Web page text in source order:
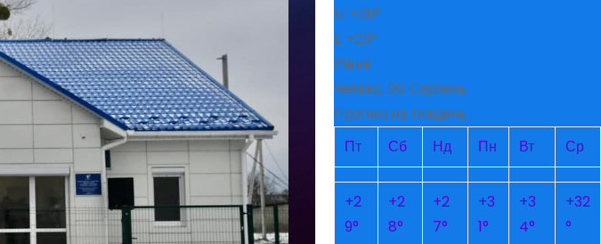
H: +39°
L: +23°
Рівне
Четвер, 06 Серпень
Прогноз на тиждень
Пт
Сб Нд Пн Вт Ср
+2
9°
+2
8°
+2
7°
+3
1°
+3
4°
+32
°